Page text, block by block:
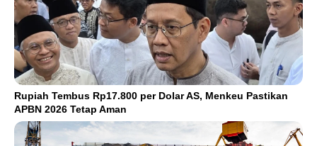
Rupiah Tembus Rp17.800 per Dolar AS, Menkeu Pastikan
APBN 2026 Tetap Aman